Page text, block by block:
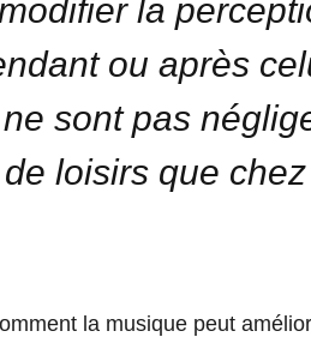
la
ou après
sont pas
loisirs que
la musique peut